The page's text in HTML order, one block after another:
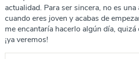
actualidad. Para ser sincera, no es
cuando eres joven y acabas de
me encantaría hacerlo algún día,
¡ya veremos!